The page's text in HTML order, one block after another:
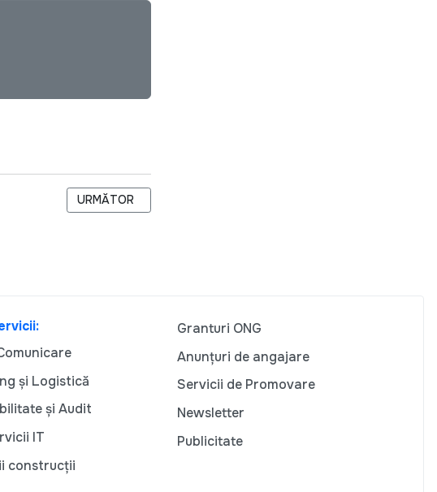
DE CĂTRE AGENȚIA CEHĂ PENTRU DEZVOLTARE ȘI PARTENERII LOCALI
ARTICOLUL URMĂTOR: RESETAREA PARTENERIATULUI DINTRE
URMĂTOR
și Logistică
și Audit
IT
construcții
Granturi ONG
Anunțuri de angajare
Servicii de Promovare
Newsletter
Publicitate